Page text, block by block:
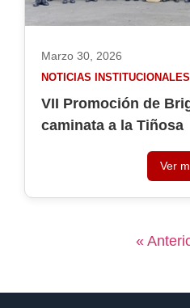
Marzo 30, 2026
NOTICIAS INSTITUCIONALES
VII Promoción de
caminata a la Tiñosa
Ver
«